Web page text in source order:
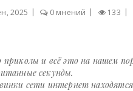
2025 0 мнений 133
и всё это на нашем
секунды.
сети интернет